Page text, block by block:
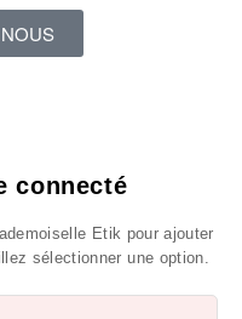
connecté
Etik pour ajouter
sélectionner une option.